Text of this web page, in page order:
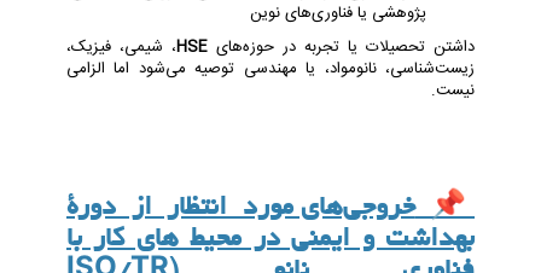
پژوهشی یا فناوری‌های نوین
داشتن تحصیلات یا تجربه در حوزه‌های HSE، شیمی، فیزیک،
زیست‌شناسی، نانومواد، یا مهندسی توصیه می‌شود اما الزامی
نیست.
📌خروجی‌های مورد انتظار از دورۀ
بهداشت و ایمنی در محیط های کار با